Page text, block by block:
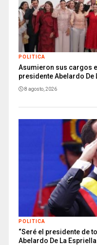
POLITICA
Asumieron sus cargos
presidente Abelardo De
8 agosto, 2026
POLITICA
“Seré el presidente de
Abelardo De La Espriella